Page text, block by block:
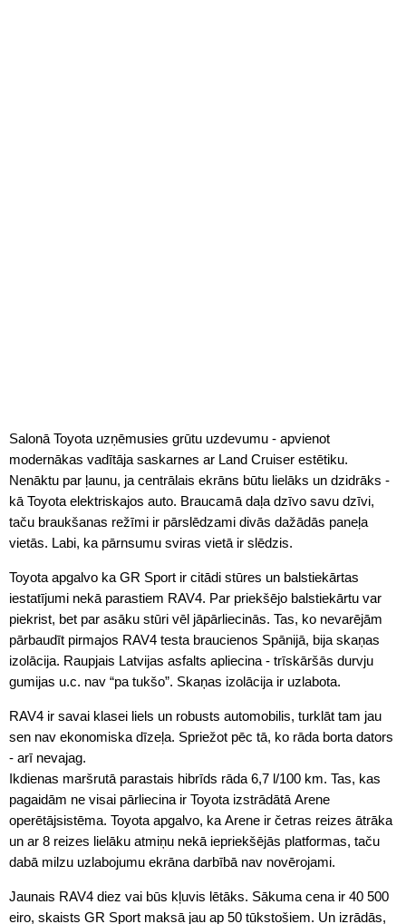
Salonā Toyota uzņēmusies grūtu uzdevumu - apvienot
modernākas vadītāja saskarnes ar Land Cruiser estētiku.
Nenāktu par ļaunu, ja centrālais ekrāns būtu lielāks un dzidrāks -
kā Toyota elektriskajos auto. Braucamā daļa dzīvo savu dzīvi,
taču braukšanas režīmi ir pārslēdzami divās dažādās paneļa
vietās. Labi, ka pārnsumu sviras vietā ir slēdzis.
Toyota apgalvo ka GR Sport ir citādi stūres un balstiekārtas
iestatījumi nekā parastiem RAV4. Par priekšējo balstiekārtu var
piekrist, bet par asāku stūri vēl jāpārliecinās. Tas, ko nevarējām
pārbaudīt pirmajos RAV4 testa braucienos Spānijā, bija skaņas
izolācija. Raupjais Latvijas asfalts apliecina - trīskāršās durvju
gumijas u.c. nav “pa tukšo”. Skaņas izolācija ir uzlabota.
RAV4 ir savai klasei liels un robusts automobilis, turklāt tam jau
sen nav ekonomiska dīzeļa. Spriežot pēc tā, ko rāda borta dators
- arī nevajag.
Ikdienas maršrutā parastais hibrīds rāda 6,7 l/100 km. Tas, kas
pagaidām ne visai pārliecina ir Toyota izstrādātā Arene
operētājsistēma. Toyota apgalvo, ka Arene ir četras reizes ātrāka
un ar 8 reizes lielāku atmiņu nekā iepriekšējās platformas, taču
dabā milzu uzlabojumu ekrāna darbībā nav novērojami.
Jaunais RAV4 diez vai būs kļuvis lētāks. Sākuma cena ir 40 500
eiro, skaists GR Sport maksā jau ap 50 tūkstošiem. Un izrādās,